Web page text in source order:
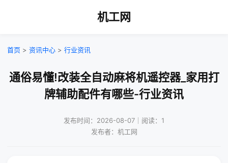
机工网
首页 > 资讯中心 > 行业资讯
通俗易懂!改装全自动麻将机遥控器_家用打
牌辅助配件有哪些-行业资讯
发布时间：2026-08-07｜阅读：1
发布者：机工网